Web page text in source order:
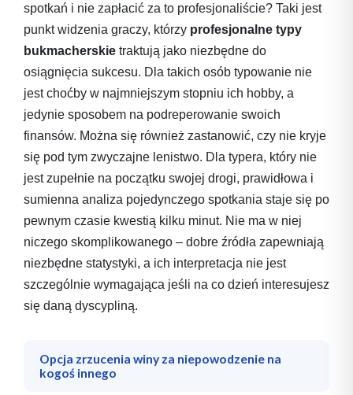
spotkań i nie zapłacić za to profesjonaliście? Taki jest
punkt widzenia graczy, którzy profesjonalne typy
bukmacherskie traktują jako niezbędne do
osiągnięcia sukcesu. Dla takich osób typowanie nie
jest choćby w najmniejszym stopniu ich hobby, a
jedynie sposobem na podreperowanie swoich
finansów. Można się również zastanowić, czy nie kryje
się pod tym zwyczajne lenistwo. Dla typera, który nie
jest zupełnie na początku swojej drogi, prawidłowa i
sumienna analiza pojedynczego spotkania staje się po
pewnym czasie kwestią kilku minut. Nie ma w niej
niczego skomplikowanego – dobre źródła zapewniają
niezbędne statystyki, a ich interpretacja nie jest
szczególnie wymagająca jeśli na co dzień interesujesz
się daną dyscypliną.
Opcja zrzucenia winy za niepowodzenie na
kogoś innego